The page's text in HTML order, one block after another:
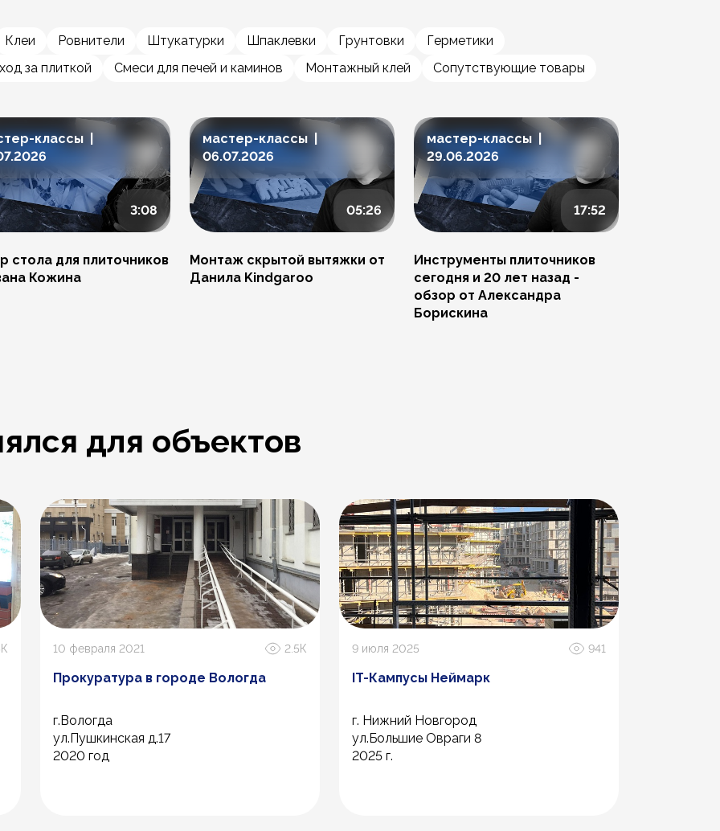
Клеи Ровнители Штукатурки Шпаклевки Грунтовки
Герметики
за плиткой Смеси для печей и каминов Монтажный клей Сопутствующие товары
классы |
3:08
стола для плиточников
Кожина
мастер-классы |
06.07.2026
05:26
Монтаж скрытой вытяжки от
Данила Kindgaroo
мастер-классы |
29.06.2026
17:52
Инструменты плиточников
сегодня и 20 лет назад -
обзор от Александра
Борискина
для объектов
10 февраля 2021 2.5К
Прокуратура в городе Вологда
г.Вологда
ул.Пушкинская д.17
2020 год
9 июля 2025 941
IT-Кампусы Неймарк
г. Нижний Новгород
ул.Большие Овраги 8
2025 г.